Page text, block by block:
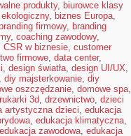
produkty, biurowce klasy
, biznes Europa,
branding firmowy, branding
, coaching zawodowy,
CSR w biznesie, customer
firmowe, data center,
, design światła, design UI/UX,
, diy majsterkowanie, diy
oszczędzanie, domowe spa,
3d, drzewnictwo, dzieci
artystyczna dzieci, edukacja
, edukacja klimatyczna,
edukacja zawodowa, edukacja